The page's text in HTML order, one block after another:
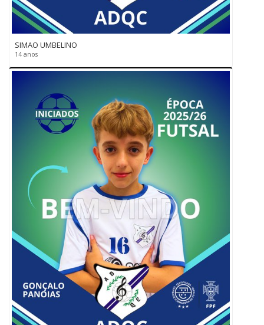
SIMAO UMBELINO
14 anos